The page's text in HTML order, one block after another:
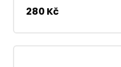
280 Kč